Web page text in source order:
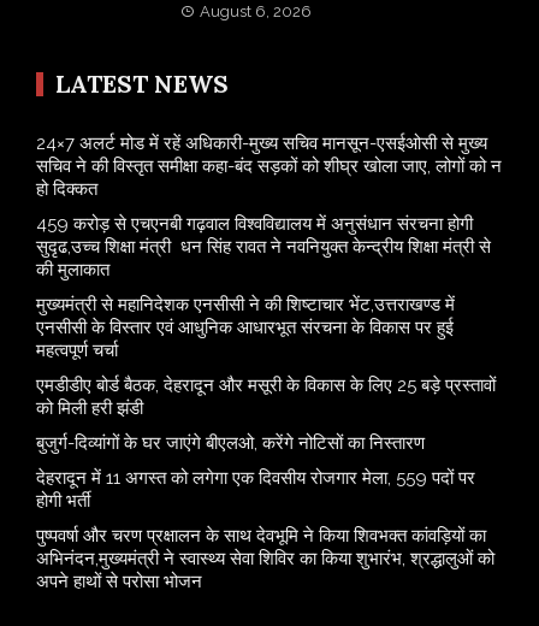
August 6, 2026
LATEST NEWS
24×7 अलर्ट मोड में रहें अधिकारी-मुख्य सचिव मानसून-एसईओसी से मुख्य
सचिव ने की विस्तृत समीक्षा कहा-बंद सड़कों को शीघ्र खोला जाए, लोगों को न
हो दिक्कत
459 करोड़ से एचएनबी गढ़वाल विश्वविद्यालय में अनुसंधान संरचना होगी
सुदृढ,उच्च शिक्षा मंत्री धन सिंह रावत ने नवनियुक्त केन्द्रीय शिक्षा मंत्री से
की मुलाकात
मुख्यमंत्री से महानिदेशक एनसीसी ने की शिष्टाचार भेंट,उत्तराखण्ड में
एनसीसी के विस्तार एवं आधुनिक आधारभूत संरचना के विकास पर हुई
महत्वपूर्ण चर्चा
एमडीडीए बोर्ड बैठक, देहरादून और मसूरी के विकास के लिए 25 बड़े प्रस्तावों
को मिली हरी झंडी
बुजुर्ग-दिव्यांगों के घर जाएंगे बीएलओ, करेंगे नोटिसों का निस्तारण
​देहरादून में 11 अगस्त को लगेगा एक दिवसीय रोजगार मेला, 559 पदों पर
होगी भर्ती
पुष्पवर्षा और चरण प्रक्षालन के साथ देवभूमि ने किया शिवभक्त कांवड़ियों का
अभिनंदन,मुख्यमंत्री ने स्वास्थ्य सेवा शिविर का किया शुभारंभ, श्रद्धालुओं को
अपने हाथों से परोसा भोजन